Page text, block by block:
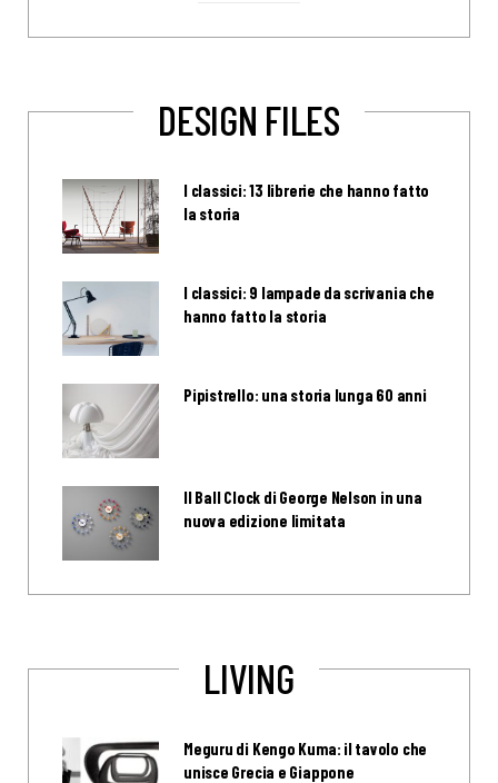
DESIGN FILES
I classici: 13 librerie che hanno fatto
la storia
I classici: 9 lampade da scrivania che
hanno fatto la storia
Pipistrello: una storia lunga 60 anni
Il Ball Clock di George Nelson in una
nuova edizione limitata
LIVING
Meguru di Kengo Kuma: il tavolo che
unisce Grecia e Giappone